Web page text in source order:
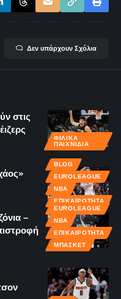
Δεν υπάρχουν Σχόλια
ΦΙΛΙΚΆ
ΠΑΙΧΝΊΔΙΑ
στις
BLOG
EUROLEAGUE
NBA
ΕΠΙΚΑΙΡΌΤΗΤΑ
EUROLEAGUE
NBA
ΕΠΙΚΑΙΡΌΤΗΤΑ
ΜΠΆΣΚΕΤ
–